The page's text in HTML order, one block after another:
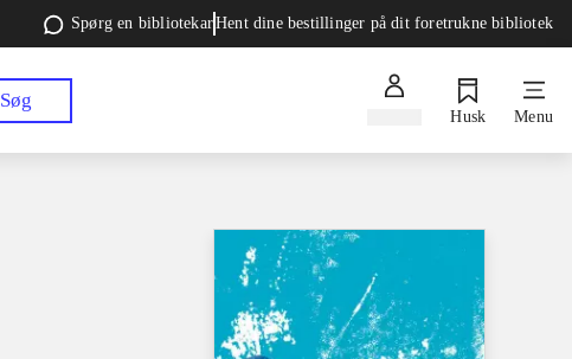
Spørg en bibliotekarHent dine bestillinger på dit foretrukne bibliotek
Søg
Husk Menu